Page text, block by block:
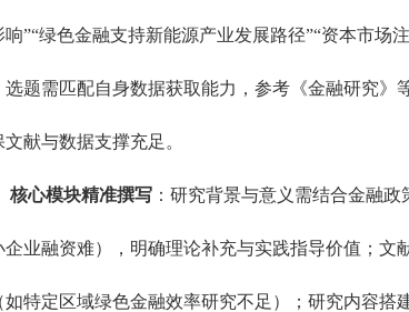
响”“绿色金融支持新能源产业发展路径”“资本市场
选题需匹配自身数据获取能力，参考《金融研究》
文献与数据支撑充足。
核心模块精准撰写 ：研究背景与意义需结合金融
企业融资难），明确理论补充与实践指导价值；文
如特定区域绿色金融效率研究不足）；研究内容搭